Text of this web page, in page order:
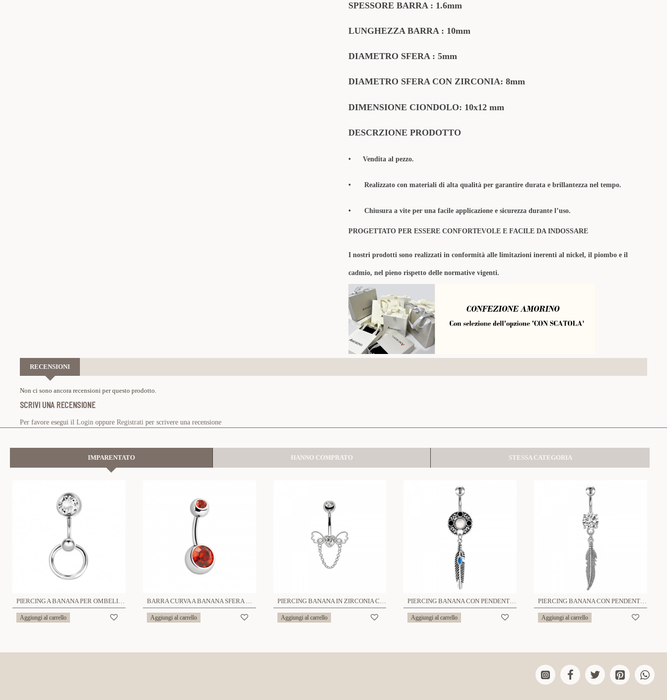
SPESSORE BARRA : 1.6mm
LUNGHEZZA BARRA : 10mm
DIAMETRO SFERA : 5mm
DIAMETRO SFERA CON ZIRCONIA: 8mm
DIMENSIONE CIONDOLO: 10x12 mm
DESCRZIONE PRODOTTO
• Vendita al pezzo.
• Realizzato con materiali di alta qualità per garantire durata e brillantezza nel tempo.
• Chiusura a vite per una facile applicazione e sicurezza durante l’uso.
PROGETTATO PER ESSERE CONFORTEVOLE E FACILE DA INDOSSARE
I nostri prodotti sono realizzati in conformità alle limitazioni inerenti al nickel, il piombo e il
cadmio, nel pieno rispetto delle normative vigenti.
RECENSIONI
Non ci sono ancora recensioni per questo prodotto.
SCRIVI UNA RECENSIONE
Per favore esegui il Login oppure Registrati per scrivere una recensione
IMPARENTATO HANNO COMPRATO STESSA CATEGORIA
PIERCING A BANANA PER OMBELICO - 6621124082587/82594
Aggiungi al carrello
BARRA CURVA A BANANA SFERA ZIRCONIA - 6621124080484
Aggiungi al carrello
PIERCING BANANA IN ZIRCONIA CUORE ALI D'ANGELO CON CATENINA PENDENTE - JQ1000B106
Aggiungi al carrello
PIERCING BANANA CON PENDENTE A PIUMA - JQ1000B109
Aggiungi al carrello
PIERCING BANANA CON PENDENTE A PIUMA - JQ1000B108
Aggiungi al carrello